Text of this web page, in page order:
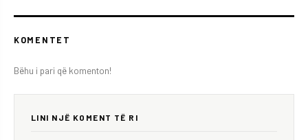
KOMENTET
Bëhu i pari që komenton!
LINI NJË KOMENT TË RI